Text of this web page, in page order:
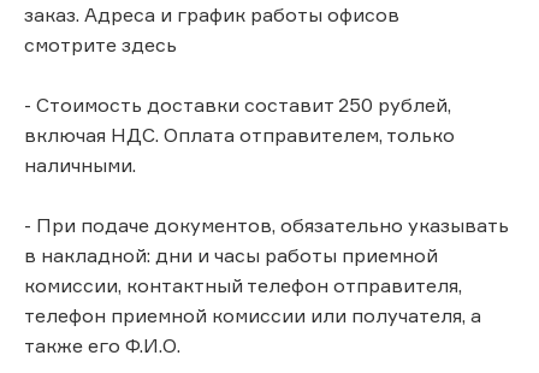
заказ. Адреса и график работы офисов
смотрите здесь
- Стоимость доставки составит 250 рублей,
включая НДС. Оплата отправителем, только
наличными.
- При подаче документов, обязательно указывать
в накладной: дни и часы работы приемной
комиссии, контактный телефон отправителя,
телефон приемной комиссии или получателя, а
также его Ф.И.О.